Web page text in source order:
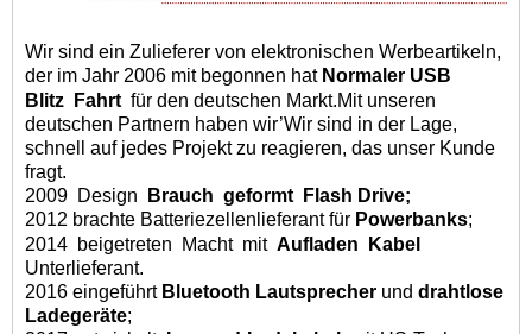
Wir sind ein Zulieferer von elektronischen Werbeartikeln,
der im Jahr 2006 mit begonnen hat Normaler USB
Blitz Fahrt für den deutschen Markt.Mit unseren
deutschen Partnern haben wir’Wir sind in der Lage,
schnell auf jedes Projekt zu reagieren, das unser Kunde
fragt.
2009 Design Brauch geformt
Flash Drive;
2012 brachte Batteriezellenlieferant für Powerbanks;
2014 beigetreten Machtmit Aufladen Kabel
Unterlieferant.
2016 eingeführt Bluetooth Lautsprecher und drahtlose
Ladegeräte;